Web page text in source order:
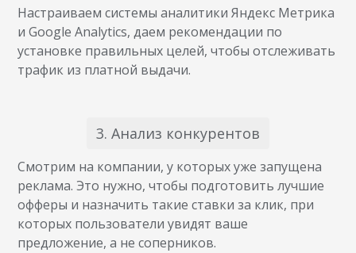
Настраиваем системы аналитики Яндекс Метрика
и Google Analytics, даем рекомендации по
установке правильных целей, чтобы отслеживать
трафик из платной выдачи.
3. Анализ конкурентов
Смотрим на компании, у которых уже запущена
реклама. Это нужно, чтобы подготовить лучшие
офферы и назначить такие ставки за клик, при
которых пользователи увидят ваше
предложение, а не соперников.